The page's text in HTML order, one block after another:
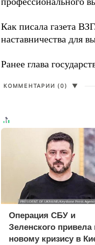
Как писала газета
наставничества для
Ранее глава
КОММЕНТАРИИ (0) ▼
Операция СБУ и
Зеленского привела
новому кризису в